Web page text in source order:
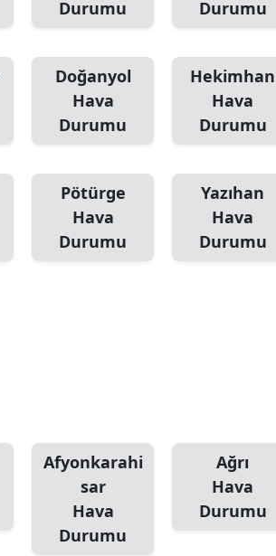
Durumu
Durumu
Doğanyol
Hava
Durumu
Hekimhan
Hava
Durumu
Pötürge
Hava
Durumu
Yazıhan
Hava
Durumu
Afyonkarahi
sar
Hava
Durumu
Ağrı
Hava
Durumu